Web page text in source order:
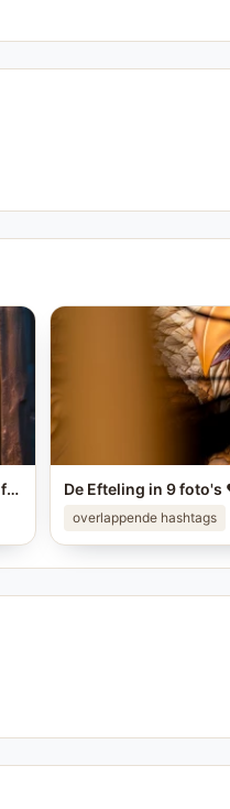
De Efteling in 9 foto's ❤️ Ken jij alle plekken van de foto's? #efteling #themeparks #brabant #pretpark #photo
overlappende hashtags